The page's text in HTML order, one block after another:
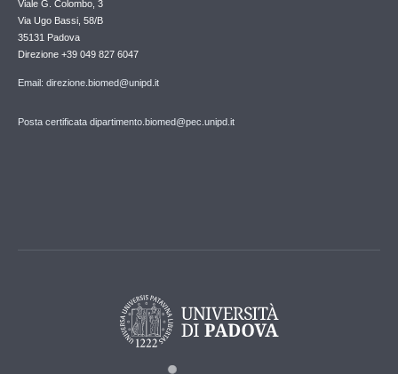
Viale G. Colombo, 3
Via Ugo Bassi, 58/B
35131 Padova
Direzione +39 049 827 6047
Email: direzione.biomed@unipd.it
Posta certificata dipartimento.biomed@pec.unipd.it